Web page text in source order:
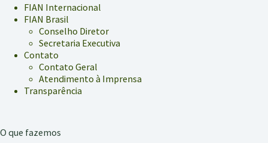
FIAN Internacional
FIAN Brasil
Conselho Diretor
Secretaria Executiva
Contato
Contato Geral
Atendimento à Imprensa
Transparência
O que fazemos